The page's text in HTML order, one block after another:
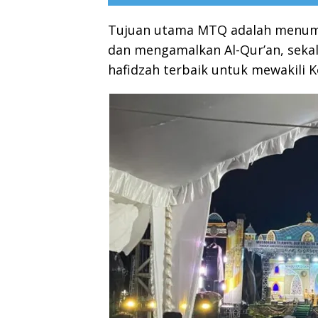
Tujuan utama MTQ adalah
dan mengamalkan Al-Qur’an,
hafidzah terbaik untuk mewakili